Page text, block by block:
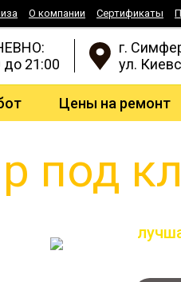
О компании Сертификаты
до 21:00
г.
ул.
Цены на ремонт
под